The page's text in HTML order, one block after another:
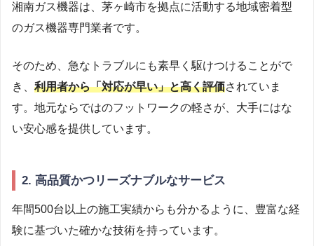
湘南ガス機器は、茅ヶ崎市を拠点に活動する地域密着型
のガス機器専門業者です。
そのため、急なトラブルにも素早く駆けつけることがで
き、 利用者から「対応が早い」と高く評価されていま
す。地元ならではのフットワークの軽さが、大手にはな
い安心感を提供しています。
2. 高品質かつリーズナブルなサービス
年間500台以上の施工実績からも分かるように、豊富な経
験に基づいた確かな技術を持っています。